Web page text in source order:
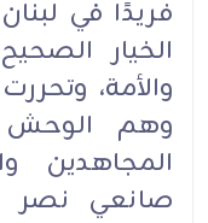
الخيار
والأمة،
وهم الوحش
المجاهدين
صانعي نصر